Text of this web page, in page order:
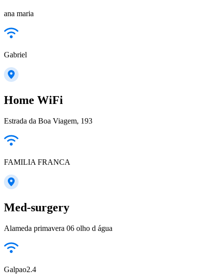
ana maria
Gabriel
Home WiFi
Estrada da Boa Viagem, 193
FAMILIA FRANCA
Med-surgery
Alameda primavera 06 olho d água
Galpao2.4